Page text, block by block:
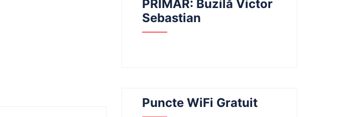
PRIMAR: Buzilă Victor
Sebastian
Puncte WiFi Gratuit